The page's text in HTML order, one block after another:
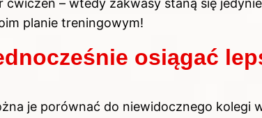
– wtedy zakwasy staną się jedynie
planie treningowym!
osiągać
je porównać do niewidocznego kolegi